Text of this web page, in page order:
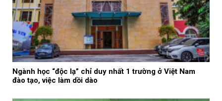
Ngành học “độc lạ” chỉ duy nhất 1 trường ở Việt Nam
đào tạo, việc làm dồi dào